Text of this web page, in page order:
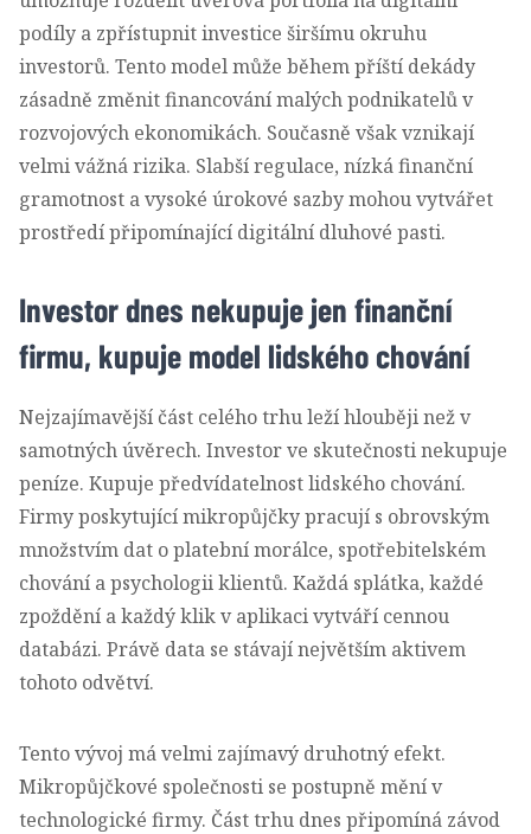
podíly a zpřístupnit investice širšímu okruhu
investorů. Tento model může během příští dekády
zásadně změnit financování malých podnikatelů v
rozvojových ekonomikách. Současně však vznikají
velmi vážná rizika. Slabší regulace, nízká finanční
gramotnost a vysoké úrokové sazby mohou vytvářet
prostředí připomínající digitální dluhové pasti.
Investor dnes nekupuje jen finanční
firmu, kupuje model lidského chování
Nejzajímavější část celého trhu leží hlouběji než v
samotných úvěrech. Investor ve skutečnosti nekupuje
peníze. Kupuje předvídatelnost lidského chování.
Firmy poskytující mikropůjčky pracují s obrovským
množstvím dat o platební morálce, spotřebitelském
chování a psychologii klientů. Každá splátka, každé
zpoždění a každý klik v aplikaci vytváří cennou
databázi. Právě data se stávají největším aktivem
tohoto odvětví.
Tento vývoj má velmi zajímavý druhotný efekt.
Mikropůjčkové společnosti se postupně mění v
technologické firmy. Část trhu dnes připomíná závod